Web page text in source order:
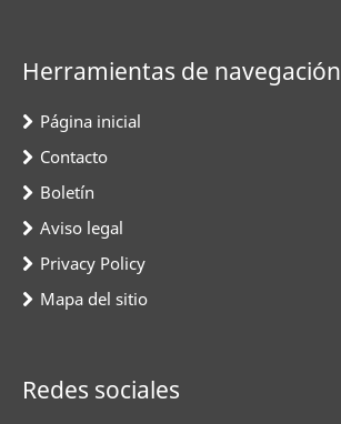
Herramientas de navegación
Página inicial
Contacto
Boletín
Aviso legal
Privacy Policy
Mapa del sitio
Redes sociales